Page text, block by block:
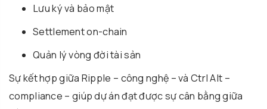
Lưu ký và bảo mật
Settlement on-chain
Quản lý vòng đời tài sản
Sự kết hợp giữa Ripple – công nghệ – và Ctrl Alt –
compliance – giúp dự án đạt được sự cân bằng giữa